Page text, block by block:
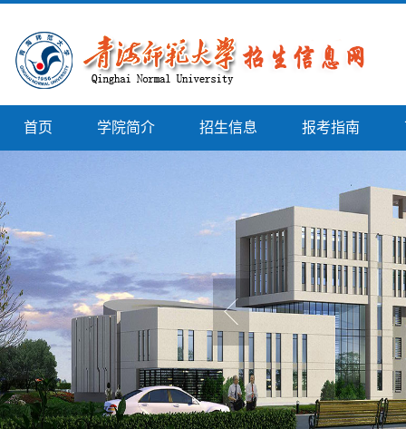
首页 学院简介 招生信息 报考指南